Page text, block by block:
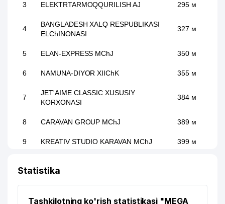
3 ELEKTRTARMOQQURILISH AJ 295 м
4
BANGLADESH XALQ RESPUBLIKASI
ELChINONASI
327 м
5 ELAN-EXPRESS MChJ 350 м
6 NAMUNA-DIYOR XIIChK 355 м
7
JET'AIME CLASSIC XUSUSIY
KORXONASI
384 м
8 CARAVAN GROUP MChJ 389 м
9 KREATIV STUDIO KARAVAN MChJ 399 м
FAYSEL KONSTRUKTION LOGISTIK
Statistika
Tashkilotning ko'rish statistikasi "MEGA